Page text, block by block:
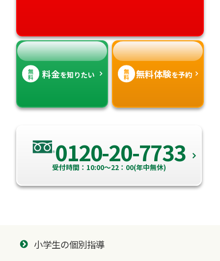
高知県
沖縄県
無
料 料金を知りたい 無
料 無料体験を予約
0120-20-7733
受付時間：10:00～22：00(年中無休)
小学生の個別指導